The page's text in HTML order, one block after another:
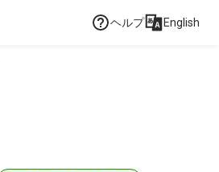
ヘルプ English